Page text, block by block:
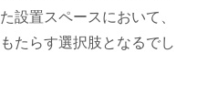
設置スペースにおいて、
たらす選択肢となるでし